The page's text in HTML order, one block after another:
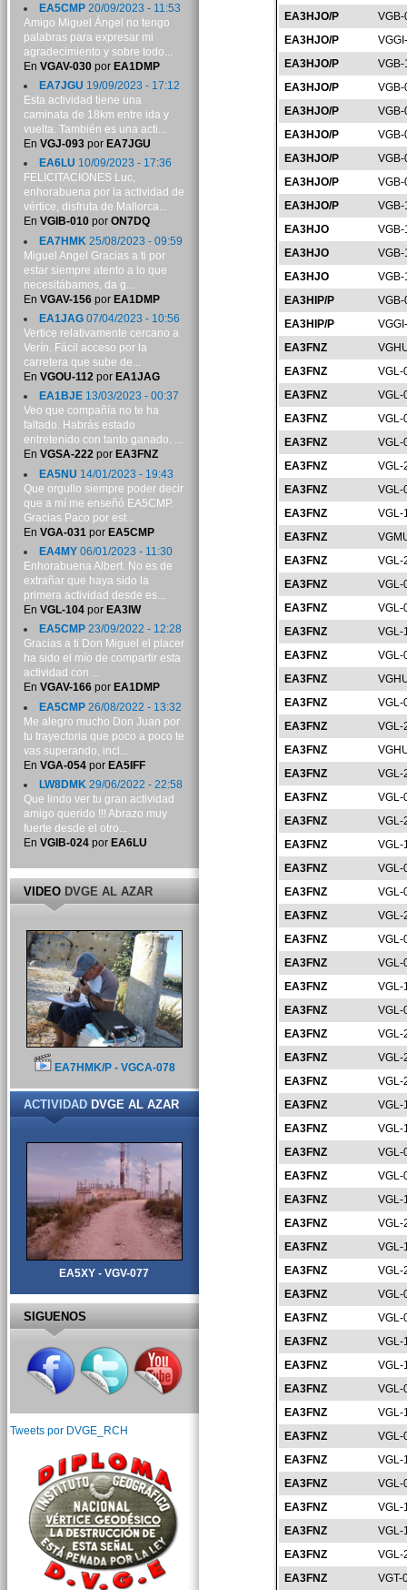
EA3HJO/P
EA3HJO/P
EA3HJO/P
EA3HJO/P
EA3HJO/P
EA3HJO/P
EA3HJO/P
EA3HJO/P
VGB-
EA3HJO/P
EA3HJO
EA3HJO
EA3HJO
EA3HIP/P
EA3HIP/P
EA3FNZ
EA3FNZ
VGL-
EA3FNZ
VGL-
EA3FNZ
VGL-
EA3FNZ
VGL-
EA3FNZ
VGL-
EA3FNZ
VGL-
EA3FNZ
VGL-
EA3FNZ
EA3FNZ
VGL-
EA3FNZ
VGL-
EA3FNZ
VGL-
EA3FNZ
VGL-
EA3FNZ
VGL-
EA3FNZ
EA3FNZ
VGL-
EA3FNZ
VGL-
EA3FNZ
EA3FNZ
VGL-
EA3FNZ
VGL-
EA3FNZ
VGL-
EA3FNZ
VGL-
EA3FNZ
VGL-
EA3FNZ
VGL-
EA3FNZ
VGL-
EA3FNZ
VGL-
EA3FNZ
VGL-
EA3FNZ
VGL-
EA3FNZ
VGL-
EA3FNZ
VGL-
EA3FNZ
VGL-
EA3FNZ
VGL-
EA3FNZ
VGL-
EA3FNZ
VGL-
EA3FNZ
VGL-
EA3FNZ
VGL-
EA3FNZ
VGL-
EA3FNZ
VGL-
EA3FNZ
VGL-
EA3FNZ
VGL-
EA3FNZ
VGL-
EA3FNZ
VGL-
EA3FNZ
VGL-
EA3FNZ
VGL-
EA3FNZ
VGL-
EA3FNZ
VGL-
EA3FNZ
VGL-
EA3FNZ
VGL-
EA3FNZ
VGL-
EA3FNZ
VGL-
EA3FNZ
VGL-
EA3FNZ
VGL-
EA3FNZ
VGT-
EA5CMP20/09/2023 - 11:53
Amigo Miguel Ángel no tengo
palabras para expresar mi
agradecimiento y sobre todo...
En VGAV-030por EA1DMP
EA7JGU 19/09/2023 - 17:12
Esta actividad tiene una
caminata de 18km entre ida y
vuelta. También es una acti...
En VGJ-093por EA7JGU
EA6LU 10/09/2023 - 17:36
FELICITACIONES Luc,
enhorabuena por la actividad de
vértice, disfruta de Mallorca...
En VGIB-010por ON7DQ
EA7HMK 25/08/2023 - 09:59
Miguel Angel Gracias a ti por
estar siempre atento a lo que
necesitábamos, da g...
En VGAV-156por EA1DMP
EA1JAG07/04/2023 - 10:56
Vertice relativamente cercano a
Verín. Fácil acceso por la
carretera que sube de...
En VGOU-112por EA1JAG
EA1BJE13/03/2023 - 00:37
Veo que compañía no te ha
faltado. Habrás estado
entretenido con tanto ganado. ...
En VGSA-222por EA3FNZ
EA5NU 14/01/2023 - 19:43
Que orgullo siempre poder decir
que a mí me enseñó EA5CMP.
Gracias Paco por est...
En VGA-031 por EA5CMP
EA4MY06/01/2023 - 11:30
Enhorabuena Albert. No es de
extrañar que haya sido la
primera actividad desde es...
En VGL-104por EA3IW
EA5CMP23/09/2022 - 12:28
Gracias a ti Don Miguel el placer
ha sido el mío de compartir esta
actividad con ...
En VGAV-166por EA1DMP
EA5CMP26/08/2022 - 13:32
Me alegro mucho Don Juan por
tu trayectoria que poco a poco te
vas superando, incl...
En VGA-054por EA5IFF
LW8DMK29/06/2022 - 22:58
Que lindo ver tu gran actividad
amigo querido !!! Abrazo muy
fuerte desde el otro...
En VGIB-024por EA6LU
VIDEODVGE AL AZAR
EA7HMK/P - VGCA-078
ACTIVIDADDVGE AL AZAR
EA5XY - VGV-077
SIGUENOS
Tweets por DVGE_RCH